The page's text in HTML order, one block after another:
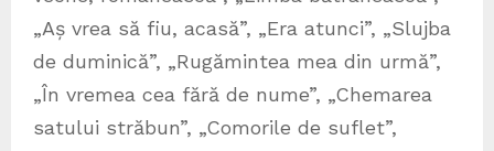
„Aș vrea să fiu, acasă”, „Era atunci”, „Slujba
de duminică”, „Rugămintea mea din urmă”,
„În vremea cea fără de nume”, „Chemarea
satului străbun”, „Comorile de suflet”,